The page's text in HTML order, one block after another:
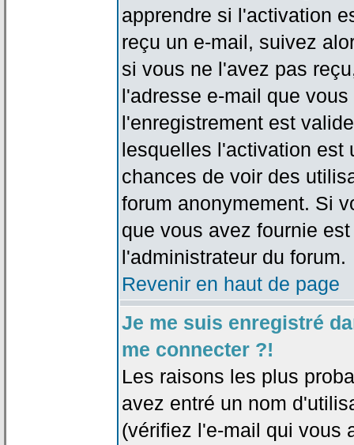
apprendre si l'activation
reçu un e-mail, suivez
si vous ne l'avez pas
l'adresse e-mail que
l'enregistrement est
lesquelles l'activation est
chances de voir des
forum anonymement. Si
que vous avez fournie
l'administrateur du forum.
Revenir en haut de page
Je me suis enregistré
me connecter ?!
Les raisons les plus
avez entré un nom
(vérifiez l'e-mail qui vous